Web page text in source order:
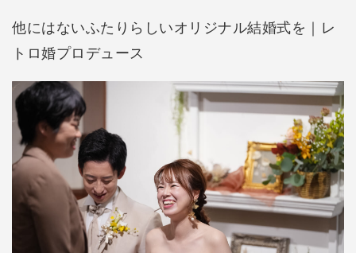
他にはないふたりらしいオリジナル結婚式を｜レ
トロ婚プロデュース